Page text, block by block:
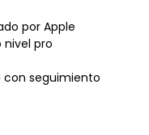
por Apple
nivel pro
con seguimiento